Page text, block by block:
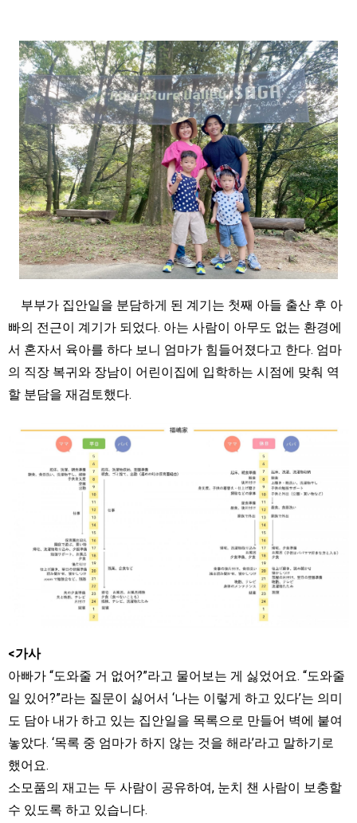
부부가 집안일을 분담하게 된 계기는 첫째 아들 출산 후 아
빠의 전근이 계기가 되었다. 아는 사람이 아무도 없는 환경에
서 혼자서 육아를 하다 보니 엄마가 힘들어졌다고 한다. 엄마
의 직장 복귀와 장남이 어린이집에 입학하는 시점에 맞춰 역
할 분담을 재검토했다.
<가사
아빠가 “도와줄 거 없어?”라고 물어보는 게 싫었어요. “도와줄
일 있어?”라는 질문이 싫어서 ‘나는 이렇게 하고 있다’는 의미
도 담아 내가 하고 있는 집안일을 목록으로 만들어 벽에 붙여
놓았다. ‘목록 중 엄마가 하지 않는 것을 해라’라고 말하기로
했어요.
소모품의 재고는 두 사람이 공유하여, 눈치 챈 사람이 보충할
수 있도록 하고 있습니다.